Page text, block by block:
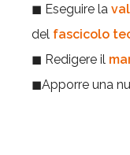
◼ Eseguire la
del fascicolo
◼ Redigere il
◼Apporre una